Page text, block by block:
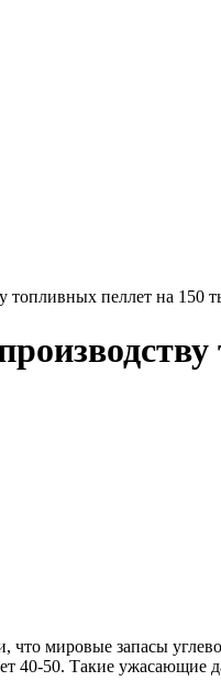
топливных пеллет на 150
что мировые запасы
40-50. Такие